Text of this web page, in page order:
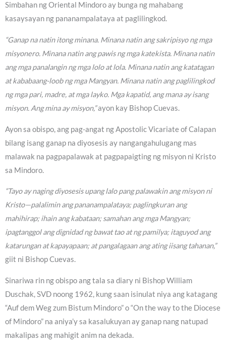
Simbahan ng Oriental Mindoro ay bunga ng mahabang
kasaysayan ng pananampalataya at paglilingkod.
“Ganap na natin itong minana. Minana natin ang sakripisyo ng mga
misyonero. Minana natin ang pawis ng mga katekista. Minana natin
ang mga panalangin ng mga lolo at lola. Minana natin ang katatagan
at kababaang-loob ng mga Mangyan. Minana natin ang paglilingkod
ng mga pari, madre, at mga layko. Mga kapatid, ang mana ay isang
misyon. Ang mina ay misyon,”ayon kay Bishop Cuevas.
Ayon sa obispo, ang pag-angat ng Apostolic Vicariate of Calapan
bilang isang ganap na diyosesis ay nangangahulugang mas
malawak na pagpapalawak at pagpapaigting ng misyon ni Kristo
sa Mindoro.
“Tayo ay naging diyosesis upang lalo pang palawakin ang misyon ni
Kristo—palalimin ang pananampalataya; paglingkuran ang
mahihirap; ihain ang kabataan; samahan ang mga Mangyan;
ipagtanggol ang dignidad ng bawat tao at ng pamilya; itaguyod ang
katarungan at kapayapaan; at pangalagaan ang ating iisang tahanan,”
giit ni Bishop Cuevas.
Sinariwa rin ng obispo ang tala sa diary ni Bishop William
Duschak, SVD noong 1962, kung saan isinulat niya ang katagang
“Auf dem Weg zum Bistum Mindoro” o “On the way to the Diocese
of Mindoro” na aniya’y sa kasalukuyan ay ganap nang natupad
makalipas ang mahigit anim na dekada.